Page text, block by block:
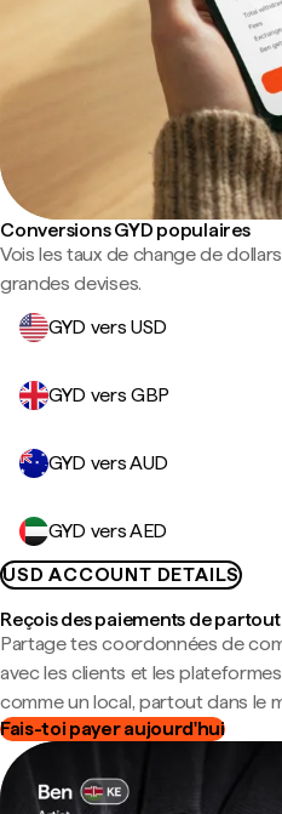
Conversions GYD populaires
Vois les taux de change de
grandes devises.
GYD vers USD
GYD vers GBP
GYD vers AUD
GYD vers AED
USD ACCOUNT DETAILS
Reçois des paiements de partout
Partage tes coordonnées de
avec les clients et les
comme un local, partout dans le
Fais-toi payer aujourd'hui